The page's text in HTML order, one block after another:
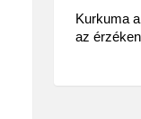
Kurkuma
az